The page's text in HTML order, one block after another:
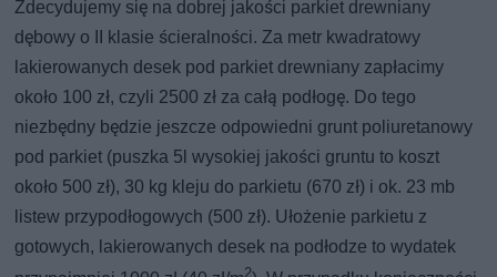
Zdecydujemy się na dobrej jakości parkiet drewniany
dębowy o II klasie ścieralności. Za metr kwadratowy
lakierowanych desek pod parkiet drewniany zapłacimy
około 100 zł, czyli 2500 zł za całą podłogę. Do tego
niezbędny będzie jeszcze odpowiedni grunt poliuretanowy
pod parkiet (puszka 5l wysokiej jakości gruntu to koszt
około 500 zł), 30 kg kleju do parkietu (670 zł) i ok. 23 mb
listew przypodłogowych (500 zł). Ułożenie parkietu z
gotowych, lakierowanych desek na podłodze to wydatek
2